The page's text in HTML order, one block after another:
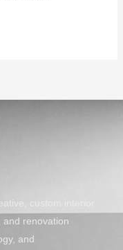
custom interior
and renovation
and